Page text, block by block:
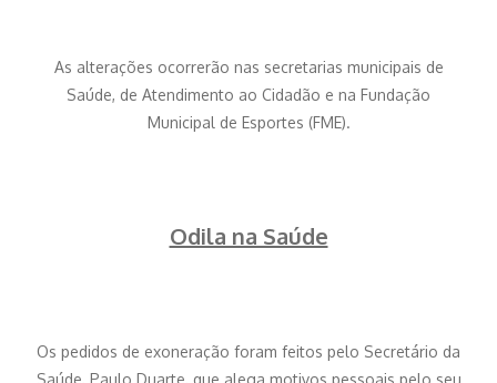
As alterações ocorrerão nas secretarias municipais de
Saúde, de Atendimento ao Cidadão e na Fundação
Municipal de Esportes (FME).
Odila na Saúde
Os pedidos de exoneração foram feitos pelo Secretário da